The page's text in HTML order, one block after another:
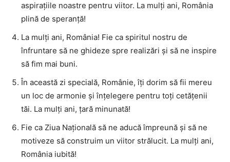
aspirațiile noastre pentru viitor. La mulți ani, România
plină de speranță!
La mulți ani, România! Fie ca spiritul nostru de
înfruntare să ne ghideze spre realizări și să ne inspire
să fim mai buni.
În această zi specială, Românie, îți dorim să fii mereu
un loc de armonie și înțelegere pentru toți cetățenii
tăi. La mulți ani, țară minunată!
Fie ca Ziua Națională să ne aducă împreună și să ne
motiveze să construim un viitor strălucit. La mulți ani,
România iubită!